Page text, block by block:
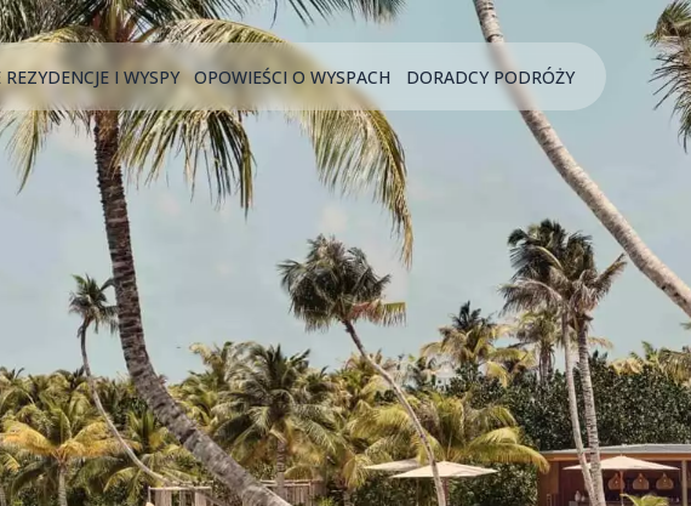
I WYSPY OPOWIEŚCI O WYSPACH DORADCY PODRÓŻY